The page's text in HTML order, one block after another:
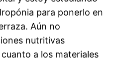
para ponerlo en
Aún no
nutritivas
a los materiales